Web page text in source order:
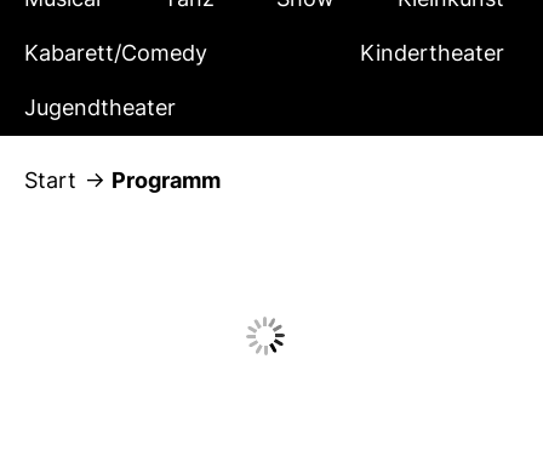
Kabarett/Comedy Kindertheater
Jugendtheater
Start Programm